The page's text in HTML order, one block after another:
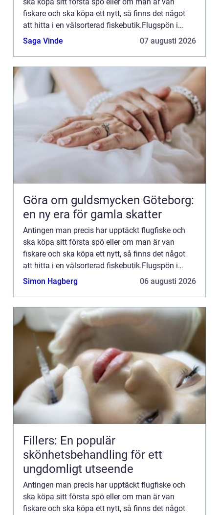
fiskare och ska köpa ett nytt, så finns det något
att hitta i en välsorterad fiskebutik.Flugspön i
Göteborgfinns i alla möjliga material, längder,
Saga Vinde 07 augusti 2026
Göra om guldsmycken Göteborg:
en ny era för gamla skatter
Antingen man precis har upptäckt flugfiske och
ska köpa sitt första spö eller om man är van
fiskare och ska köpa ett nytt, så finns det något
att hitta i en välsorterad fiskebutik.Flugspön i
Göteborgfinns i alla möjliga material, längder,
Simon Hagberg 06 augusti 2026
Fillers: En populär
skönhetsbehandling för ett
ungdomligt utseende
Antingen man precis har upptäckt flugfiske och
ska köpa sitt första spö eller om man är van
fiskare och ska köpa ett nytt, så finns det något